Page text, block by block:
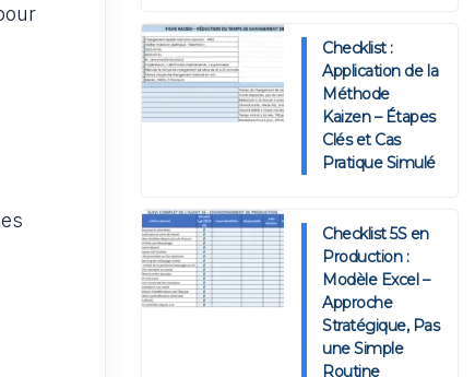
Checklist :
Application de la
Méthode
Kaizen – Étapes
Clés et Cas
Pratique Simulé
Checklist 5S en
Production :
Modèle Excel –
Approche
Stratégique, Pas
une Simple
Routine